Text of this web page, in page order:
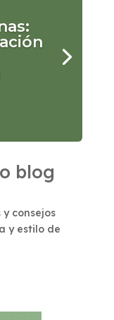
blog
consejos
y estilo de